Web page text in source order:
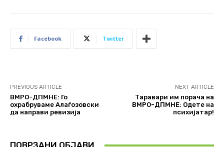
Facebook Twitter
PREVIOUS ARTICLE
ВМРО-ДПМНЕ: Го
охрабруваме Алаѓозовски
да направи ревизија
NEXT ARTICLE
Таравари им порача на
ВМРО-ДПМНЕ: Одете на
психијатар!